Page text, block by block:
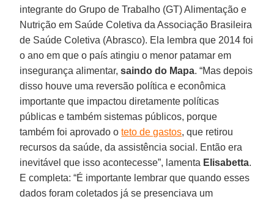
integrante do Grupo de Trabalho (GT) Alimentação e
Nutrição em Saúde Coletiva da Associação Brasileira
de Saúde Coletiva (Abrasco). Ela lembra que 2014 foi
o ano em que o país atingiu o menor patamar em
insegurança alimentar, saindo do Mapa. “Mas depois
disso houve uma reversão política e econômica
importante que impactou diretamente políticas
públicas e também sistemas públicos, porque
também foi aprovado oteto de gastos, que retirou
recursos da saúde, da assistência social. Então era
inevitável que isso acontecesse”, lamenta Elisabetta.
E completa: “É importante lembrar que quando esses
dados foram coletados já se presenciava um